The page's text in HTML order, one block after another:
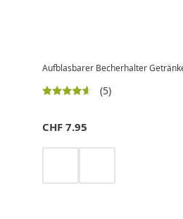
Aufblasbarer Becherhalter
(5)
CHF 7.95